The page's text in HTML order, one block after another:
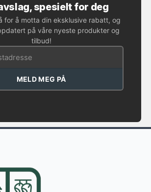
spesielt for deg
for å motta din eksklusive rabatt, og
på våre nyeste produkter og
tilbud!
MELD MEG PÅ